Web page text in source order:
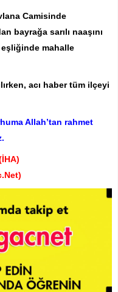
Camisinde
bayrağa sarılı naaşını
mahalle
acı haber tüm ilçeyi
Allah’tan rahmet